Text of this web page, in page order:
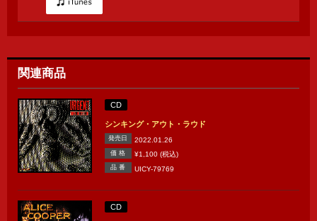
関連商品
CD
シンキング・アウト・ラウド
発売日 2022.01.26
価 格 ¥1,100 (税込)
品 番 UICY-79769
CD